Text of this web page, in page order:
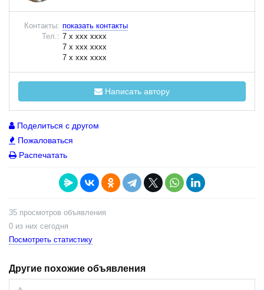
Контакты: показать контакты
Тел.: 7 x xxx xxxx
7 x xxx xxxx
7 x xxx xxxx
Написать автору
Поделиться с другом
Пожаловаться
Распечатать
35 просмотров объявления
0 из них сегодня
Посмотреть статистику
Другие похожие объявления